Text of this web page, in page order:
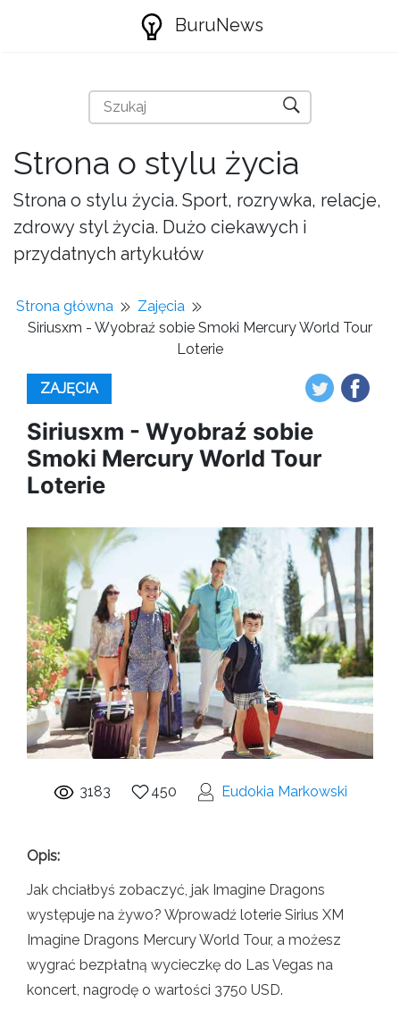
BuruNews
Strona o stylu życia
Strona o stylu życia. Sport, rozrywka, relacje,
zdrowy styl życia. Dużo ciekawych i
przydatnych artykułów
Strona główna
Zajęcia
Siriusxm - Wyobraź sobie Smoki Mercury World Tour
Loterie
ZAJĘCIA
Siriusxm - Wyobraź sobie
Smoki Mercury World Tour
Loterie
3183 450 Eudokia Markowski
Opis:
Jak chciałbyś zobaczyć, jak Imagine Dragons
występuje na żywo? Wprowadź loterie Sirius XM
Imagine Dragons Mercury World Tour, a możesz
wygrać bezpłatną wycieczkę do Las Vegas na
koncert, nagrodę o wartości 3750 USD.